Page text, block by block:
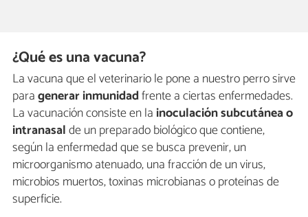
¿Qué es una vacuna?
La vacuna que el veterinario le pone a nuestro perro sirve
paragenerar inmunidadfrente a ciertas enfermedades.
La vacunación consiste en la inoculación subcutánea o
intranasalde un preparado biológico que contiene,
según la enfermedad que se busca prevenir, un
microorganismo atenuado, una fracción de un virus,
microbios muertos, toxinas microbianas o proteínas de
superficie.